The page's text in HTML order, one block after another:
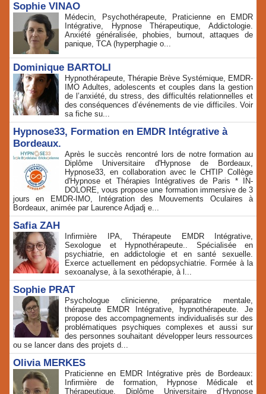
Sophie VINAO
Médecin, Psychothérapeute, Praticienne en EMDR
Intégrative, Hypnose Thérapeutique, Addictologie.
Anxiété généralisée, phobies, burnout, attaques de
panique, TCA (hyperphagie o...
Dominique BARTOLI
Hypnothérapeute, Thérapie Brève Systémique, EMDR-
IMO Adultes, adolescents et couples dans la gestion
de l’anxiété, du stress, des difficultés relationnelles et
des conséquences d’événements de vie difficiles. Voir
sa fiche su...
Hypnose33, Formation en EMDR Intégrative à
Bordeaux.
Après le succès rencontré lors de notre formation au
Diplôme Universitaire d'Hypnose de Bordeaux,
Hypnose33, en collaboration avec le CHTIP Collège
d'Hypnose et Thérapies Intégratives de Paris * IN-
DOLORE, vous propose une formation immersive de 3
jours en EMDR-IMO, Intégration des Mouvements Oculaires à
Bordeaux, animée par Laurence Adjadj e...
Safia ZAH
Infirmière IPA, Thérapeute EMDR Intégrative,
Sexologue et Hypnothérapeute.. Spécialisée en
psychiatrie, en addictologie et en santé sexuelle.
Exerce actuellement en pédopsychiatrie. Formée à la
sexoanalyse, à la sexothérapie, à l...
Sophie PRAT
Psychologue clinicienne, préparatrice mentale,
thérapeute EMDR Intégrative, hypnothérapeute. Je
propose des accompagnements individualisés sur des
problématiques psychiques complexes et aussi sur
des personnes souhaitant développer leurs ressources
ou se lancer dans des projets d...
Olivia MERKES
Praticienne en EMDR Intégrative près de Bordeaux:
Infirmière de formation, Hypnose Médicale et
Thérapeutique. Diplôme Universitaire d’Hypnose